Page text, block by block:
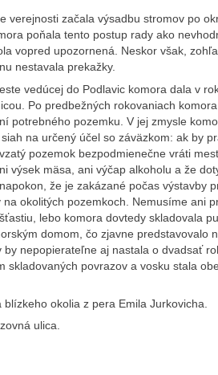
verejnosti začala výsadbu stromov po
poňala tento postup rady ako
vopred upozornená. Neskor však,
nestavala prekažky.
vedúcej do Podlavic komora dala v
Po predbežných rokovaniach komora
potrebného pozemku. V jej zmysle
na určený účel so záväzkom: ak by
pozemok bezpodmienečne vráti
výsek mäsa, ani výčap alkoholu a že
že je zakázané počas výstavby
okolitých pozemkoch. Nemusíme ani
lebo komora dovtedy skladovala
domom, čo zjavne predstavovalo
nepopierateľne aj nastala o dvadsať
skladovaných povrazov a vosku stala
okolia z pera Emila Jurkovicha.
ulica.